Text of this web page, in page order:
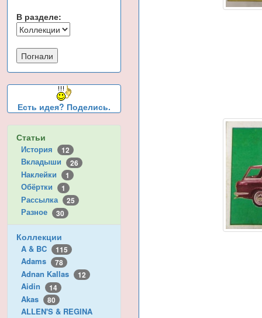
В разделе:
Есть идея? Поделись.
Статьи
История 12
Вкладыши 26
Наклейки 1
Обёртки 1
Рассылка 25
Разное 30
Коллекции
A & BC 115
Adams 78
Adnan Kallas 12
Aidin 14
Akas 80
ALLEN'S & REGINA